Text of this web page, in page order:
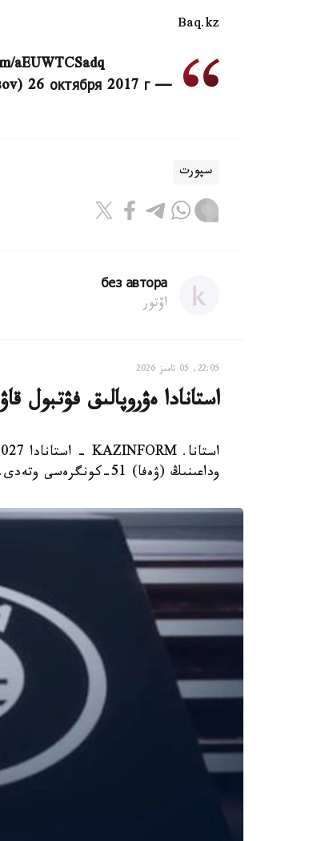
Baq.kz
aEUWTCSadq
— Ерден Телемисов (@ErdenTelemisov) 26 октября 2017 г.
سپورت
без автора
اۆتور
22:05, 05 تامىز 2026
استانادا ەۋروپالىق فۋتبول
وداعىنىڭ (ۋەفا) 51-كونگرەسى وتەدى.